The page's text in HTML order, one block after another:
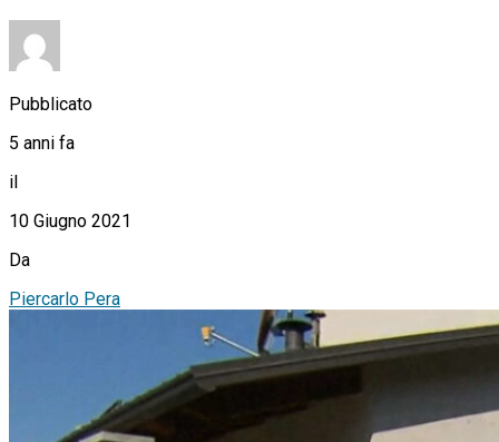
Pubblicato
5 anni fa
il
10 Giugno 2021
Da
Piercarlo Pera